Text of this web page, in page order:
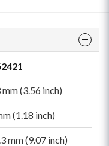
mm (3.56 inch)
(1.18 inch)
mm (9.07 inch)